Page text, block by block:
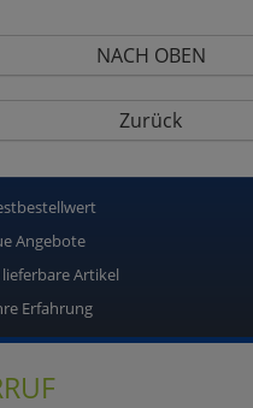
NACH OBEN
Zurück
Angebote
lieferbare Artikel
Erfahrung